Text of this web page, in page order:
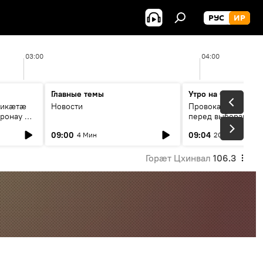
РУС ИР
03:00 04:00
æй
Главные темы
Новости
09:00 4 Мин
Утро на Спутнике
Провокации со
перед выборами в
09:04 20 Мин
Горӕт Цхинвал 106.3